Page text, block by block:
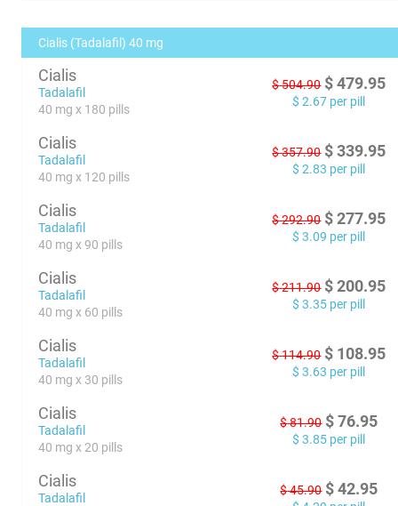
Cialis (Tadalafil) 40 mg
Cialis
Tadalafil
40 mg x 180 pills
$504.90 $ 479.95
$ 2.67 per pill
Cialis
Tadalafil
40 mg x 120 pills
$357.90 $ 339.95
$ 2.83 per pill
Cialis
Tadalafil
40 mg x 90 pills
$292.90 $ 277.95
$ 3.09 per pill
Cialis
Tadalafil
40 mg x 60 pills
$211.90 $ 200.95
$ 3.35 per pill
Cialis
Tadalafil
40 mg x 30 pills
$114.90 $ 108.95
$ 3.63 per pill
Cialis
Tadalafil
40 mg x 20 pills
$81.90 $ 76.95
$ 3.85 per pill
Cialis
Tadalafil
$45.90 $ 42.95